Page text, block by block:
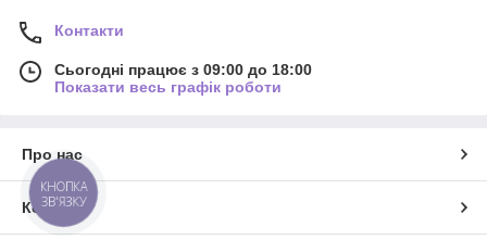
Контакти
Сьогодні працює з 09:00 до 18:00
Показати весь графік роботи
Про нас
Контакти
КНОПКА
ЗВ'ЯЗКУ